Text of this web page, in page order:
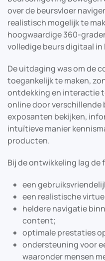
over de beursvloer
realistisch mogelijk te
hoogwaardige 360-
volledige beurs digitaal
De uitdaging was om de
toegankelijk te maken,
ontdekking en interactie
online door verschillende
exposanten bekijken,
intuïtieve manier
producten.
Bij de ontwikkeling lag de
een
een realistische
heldere navigatie
content;
optimale prestaties
ondersteuning voor
waaronder mensen